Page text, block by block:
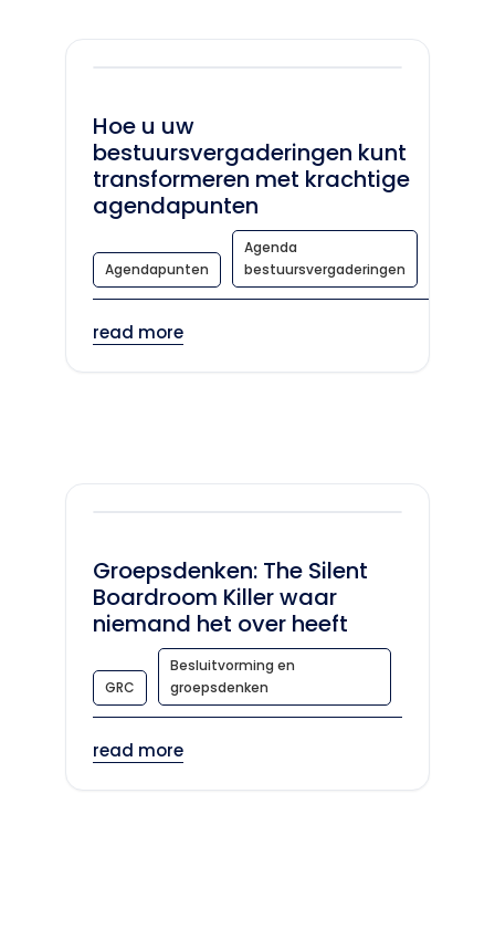
Hoe u uw
bestuursvergaderingen kunt
transformeren met krachtige
agendapunten
Agendapunten
Agenda
bestuursvergaderingen
read more
Groepsdenken: The Silent
Boardroom Killer waar
niemand het over heeft
GRC
Besluitvorming en
groepsdenken
read more